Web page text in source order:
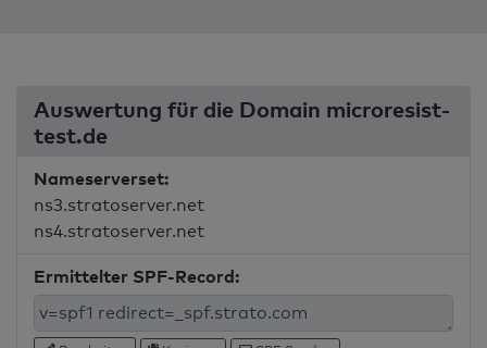
Auswertung für die Domain microresist-
test.de
Nameserverset:
ns3.stratoserver.net
ns4.stratoserver.net
Ermittelter SPF-Record: